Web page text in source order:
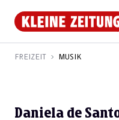
FREIZEIT MUSIK
Daniela de